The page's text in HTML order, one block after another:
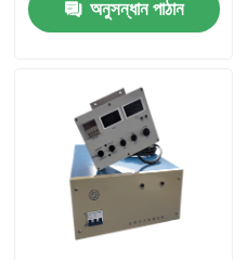
অনুসন্ধান পাঠান